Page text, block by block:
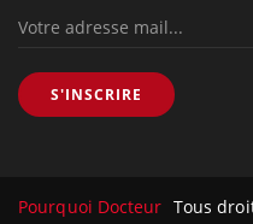
S'INSCRIRE
Pourquoi Docteur Tous